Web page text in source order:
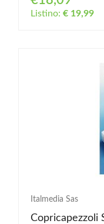
Listino: € 19,99
Italmedia Sas
Copricapezzoli